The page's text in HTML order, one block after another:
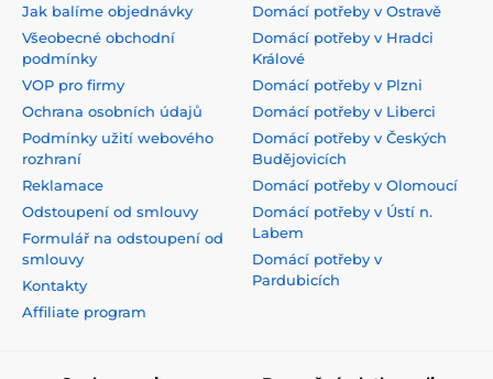
Jak balíme objednávky
Všeobecné obchodní
podmínky
VOP pro firmy
Ochrana osobních údajů
Podmínky užití webového
rozhraní
Reklamace
Odstoupení od smlouvy
Formulář na odstoupení od
smlouvy
Kontakty
Affiliate program
Domácí potřeby v Ostravě
Domácí potřeby v Hradci
Králové
Domácí potřeby v Plzni
Domácí potřeby v Liberci
Domácí potřeby v Českých
Budějovicích
Domácí potřeby v Olomoucí
Domácí potřeby v Ústí n.
Labem
Domácí potřeby v
Pardubicích